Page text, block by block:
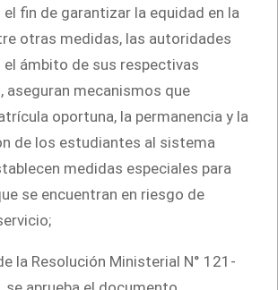
el fin de garantizar la equidad en la
otras medidas, las autoridades
el ámbito de sus respectivas
aseguran mecanismos que
oportuna, la permanencia y la
de los estudiantes al sistema
medidas especiales para
se encuentran en riesgo de
la Resolución Ministerial N° 121-